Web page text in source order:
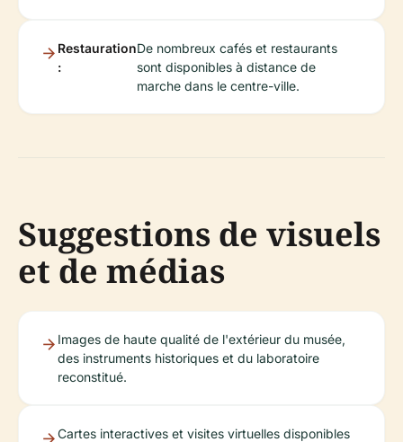
Restauration
:
De nombreux cafés et restaurants
sont disponibles à distance de
marche dans le centre-ville.
Suggestions de visuels
et de médias
Images de haute qualité de l'extérieur du musée,
des instruments historiques et du laboratoire
reconstitué.
Cartes interactives et visites virtuelles disponibles